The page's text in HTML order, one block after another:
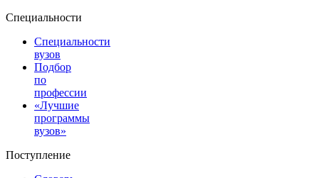
Специальности
Специальности
вузов
Подбор
по
профессии
«Лучшие
программы
вузов»
Поступление